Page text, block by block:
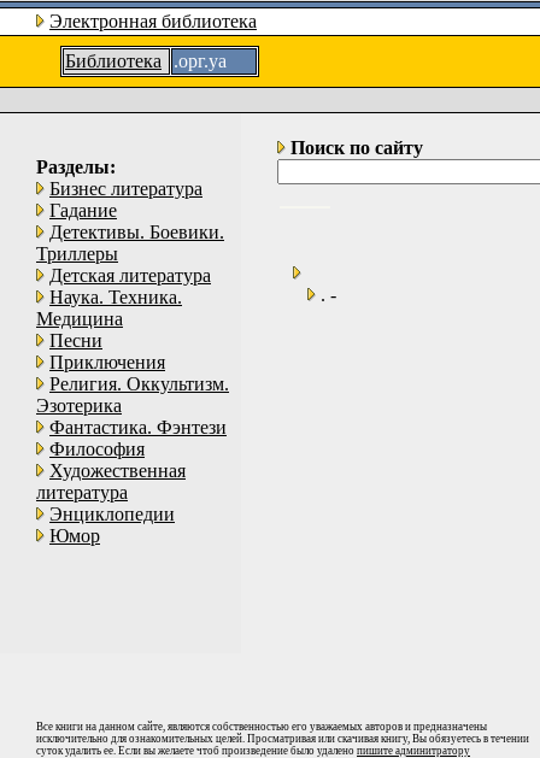
Электронная библиотека
Библиотека
.орг.уа
Разделы:
Бизнес литература
Гадание
Детективы. Боевики.
Триллеры
Детская литература
Наука. Техника.
Медицина
Песни
Приключения
Религия. Оккультизм.
Эзотерика
Фантастика. Фэнтези
Философия
Художественная
литература
Энциклопедии
Юмор
Поиск по сайту
. -
Все книги на данном сайте, являются собственностью его уважаемых авторов и предназначены
исключительно для ознакомительных целей. Просматривая или скачивая книгу, Вы обязуетесь в течении
суток удалить ее. Если вы желаете чтоб произведение было удалено пишите админитратору